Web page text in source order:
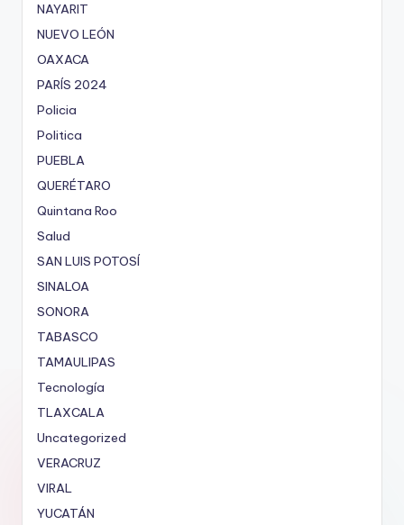
NAYARIT
NUEVO LEÓN
OAXACA
PARÍS 2024
Policia
Politica
PUEBLA
QUERÉTARO
Quintana Roo
Salud
SAN LUIS POTOSÍ
SINALOA
SONORA
TABASCO
TAMAULIPAS
Tecnología
TLAXCALA
Uncategorized
VERACRUZ
VIRAL
YUCATÁN